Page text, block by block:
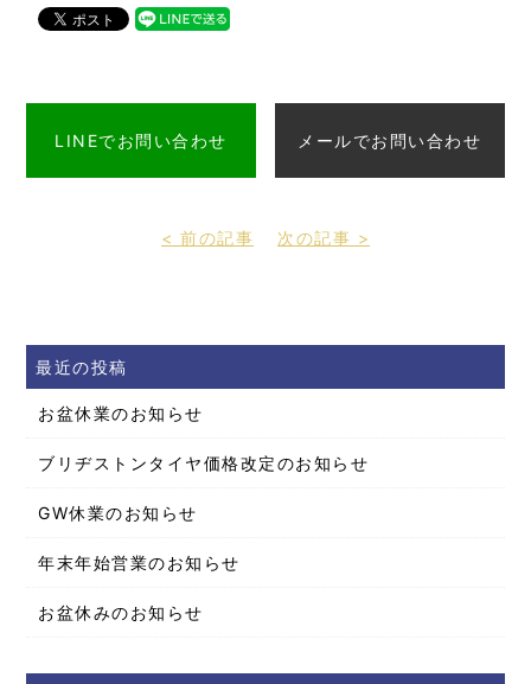
LINEでお問い合わせ メールでお問い合わせ
< 前の記事 次の記事 >
最近の投稿
お盆休業のお知らせ
ブリヂストンタイヤ価格改定のお知らせ
GW休業のお知らせ
年末年始営業のお知らせ
お盆休みのお知らせ